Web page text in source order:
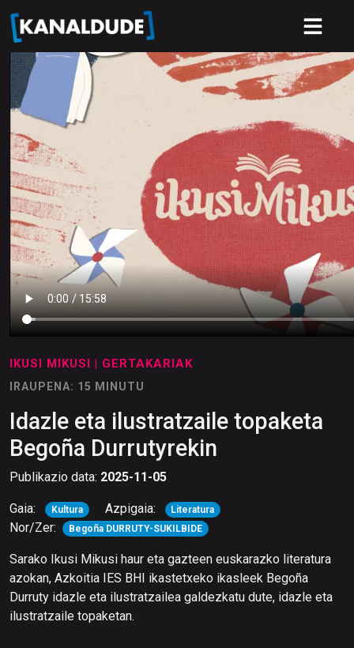
IKUSI MIKUSI | GERTAKARIAK
IRAUPENA: 15 MINUTU
Idazle eta ilustratzaile topaketa
Begoña Durrutyrekin
Publikazio data: 2025-11-05
Gaia: Kultura Azpigaia: Literatura
Nor/Zer: Begoña DURRUTY-SUKILBIDE
Sarako Ikusi Mikusi haur eta gazteen euskarazko literatura
azokan, Azkoitia IES BHI ikastetxeko ikasleek Begoña
Durruty idazle eta ilustratzailea galdezkatu dute, idazle eta
ilustratzaile topaketan.